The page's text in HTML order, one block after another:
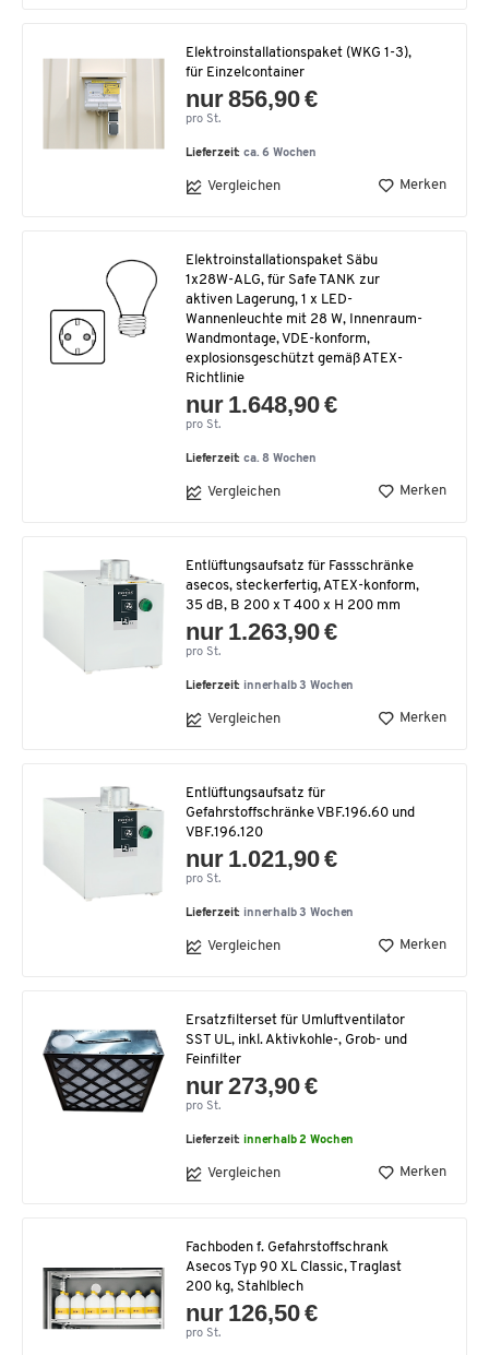
Elektroinstallationspaket (WKG 1-3),
für Einzelcontainer
nur 856,90 €
pro St.
Lieferzeit:ca. 6 Wochen
Vergleichen Merken
Elektroinstallationspaket Säbu
1x28W-ALG, für Safe TANK zur
aktiven Lagerung, 1 x LED-
Wannenleuchte mit 28 W, Innenraum-
Wandmontage, VDE-konform,
explosionsgeschützt gemäß ATEX-
Richtlinie
nur 1.648,90 €
pro St.
Lieferzeit:ca. 8 Wochen
Vergleichen Merken
Entlüftungsaufsatz für Fassschränke
asecos, steckerfertig, ATEX-konform,
35 dB, B 200 x T 400 x H 200 mm
nur 1.263,90 €
pro St.
Lieferzeit: innerhalb 3 Wochen
Vergleichen Merken
Entlüftungsaufsatz für
Gefahrstoffschränke VBF.196.60 und
VBF.196.120
nur 1.021,90 €
pro St.
Lieferzeit: innerhalb 3 Wochen
Vergleichen Merken
Ersatzfilterset für Umluftventilator
SST UL, inkl. Aktivkohle-, Grob- und
Feinfilter
nur 273,90 €
pro St.
Lieferzeit:innerhalb 2 Wochen
Vergleichen Merken
Fachboden f. Gefahrstoffschrank
Asecos Typ 90 XL Classic, Traglast
200 kg, Stahlblech
nur 126,50 €
pro St.